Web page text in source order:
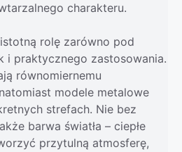
charakteru.
rolę zarówno pod
i praktycznego zastosowania.
równomiernemu
modele metalowe
strefach. Nie bez
barwa światła – ciepłe
przytulną atmosferę,